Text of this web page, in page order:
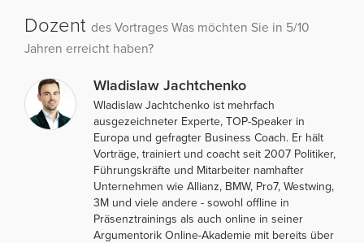
Dozent des Vortrages Was möchten Sie in 5/10
Jahren erreicht haben?
Wladislaw Jachtchenko
Wladislaw Jachtchenko ist mehrfach
ausgezeichneter Experte, TOP-Speaker in
Europa und gefragter Business Coach. Er hält
Vorträge, trainiert und coacht seit 2007 Politiker,
Führungskräfte und Mitarbeiter namhafter
Unternehmen wie Allianz, BMW, Pro7, Westwing,
3M und viele andere - sowohl offline in
Präsenztrainings als auch online in seiner
Argumentorik Online-Akademie mit bereits über